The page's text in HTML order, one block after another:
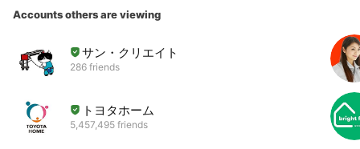
Accounts others are viewing
サン・クリエイト
286 friends
トヨタホーム
5,457,495 friends